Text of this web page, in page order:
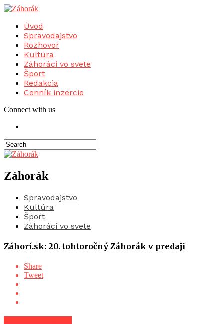
Úvod
Spravodajstvo
Rozhovor
Kultúra
Záhoráci vo svete
Šport
Redakcia
Cenník inzercie
Connect with us
Záhorák
Spravodajstvo
Kultúra
Šport
Záhoráci vo svete
Záhorí.sk: 20. tohtoročný Záhorák v predaji
Share
Tweet